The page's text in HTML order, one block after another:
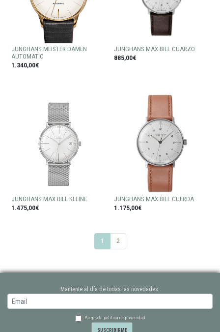
JUNGHANS MEISTER DAMEN
AUTOMATIC
1.340,00€
JUNGHANS MAX BILL CUARZO
885,00€
JUNGHANS MAX BILL KLEINE
1.475,00€
JUNGHANS MAX BILL CUERDA
1.175,00€
1 2
Mantente al día de todas las novedades:
Acepto la política de privacidad